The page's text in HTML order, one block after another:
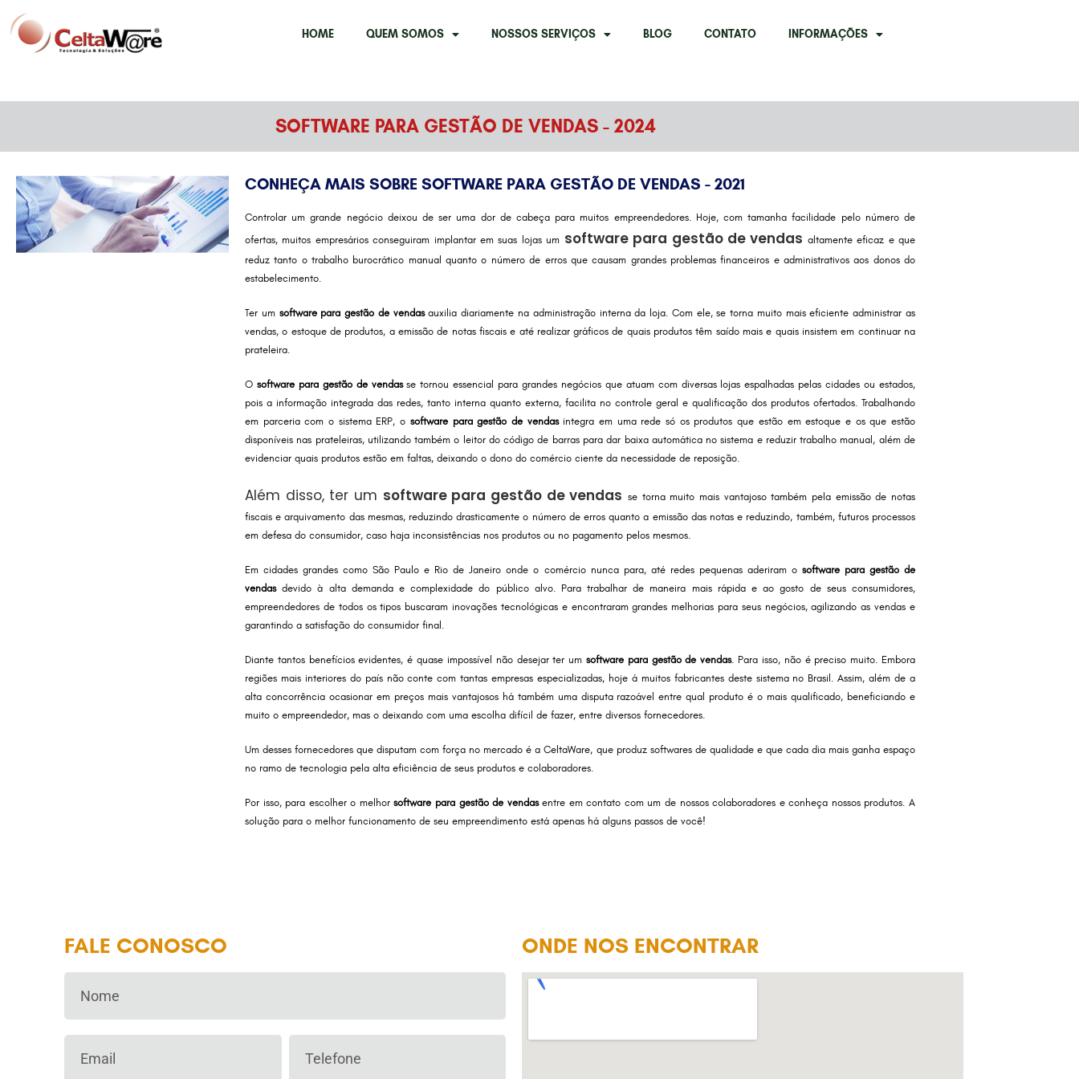
HOME QUEM SOMOS NOSSOS SERVIÇOS BLOG CONTATO INFORMAÇÕES
SOFTWARE PARA GESTÃO DE VENDAS - 2024
CONHEÇA MAIS SOBRE SOFTWARE PARA GESTÃO DE VENDAS - 2021
Controlar um grande negócio deixou de ser uma dor de cabeça para muitos empreendedores. Hoje, com tamanha facilidade pelo número de
ofertas, muitos empresários conseguiram implantar em suas lojas um software para gestão de vendas altamente eficaz e que
reduz tanto o trabalho burocrático manual quanto o número de erros que causam grandes problemas financeiros e administrativos aos donos do
estabelecimento.
Ter um software para gestão de vendasauxilia diariamente na administração interna da loja. Com ele, se torna muito mais eficiente administrar as
vendas, o estoque de produtos, a emissão de notas fiscais e até realizar gráficos de quais produtos têm saído mais e quais insistem em continuar na
prateleira.
O software para gestão de vendasse tornou essencial para grandes negócios que atuam com diversas lojas espalhadas pelas cidades ou estados,
pois a informação integrada das redes, tanto interna quanto externa, facilita no controle geral e qualificação dos produtos ofertados. Trabalhando
em parceria com o sistema ERP, o software para gestão de vendasintegra em uma rede só os produtos que estão em estoque e os que estão
disponíveis nas prateleiras, utilizando também o leitor do código de barras para dar baixa automática no sistema e reduzir trabalho manual, além de
evidenciar quais produtos estão em faltas, deixando o dono do comércio ciente da necessidade de reposição.
Além disso, ter um software para gestão de vendas se torna muito mais vantajoso também pela emissão de notas
fiscais e arquivamento das mesmas, reduzindo drasticamente o número de erros quanto a emissão das notas e reduzindo, também, futuros processos
em defesa do consumidor, caso haja inconsistências nos produtos ou no pagamento pelos mesmos.
Em cidades grandes como São Paulo e Rio de Janeiro onde o comércio nunca para, até redes pequenas aderiram o software para gestão de
vendasdevido à alta demanda e complexidade do público alvo. Para trabalhar de maneira mais rápida e ao gosto de seus consumidores,
empreendedores de todos os tipos buscaram inovações tecnológicas e encontraram grandes melhorias para seus negócios, agilizando as vendas e
garantindo a satisfação do consumidor final.
Diante tantos benefícios evidentes, é quase impossível não desejar ter um software para gestão de vendas. Para isso, não é preciso muito. Embora
regiões mais interiores do país não conte com tantas empresas especializadas, hoje á muitos fabricantes deste sistema no Brasil. Assim, além de a
alta concorrência ocasionar em preços mais vantajosos há também uma disputa razoável entre qual produto é o mais qualificado, beneficiando e
muito o empreendedor, mas o deixando com uma escolha difícil de fazer, entre diversos fornecedores.
Um desses fornecedores que disputam com força no mercado é a CeltaWare, que produz softwares de qualidade e que cada dia mais ganha espaço
no ramo de tecnologia pela alta eficiência de seus produtos e colaboradores.
Por isso, para escolher o melhorsoftware para gestão de vendasentre em contato com um de nossos colaboradores e conheça nossos produtos. A
solução para o melhor funcionamento de seu empreendimento está apenas há alguns passos de você!
FALE CONOSCO ONDE NOS ENCONTRAR